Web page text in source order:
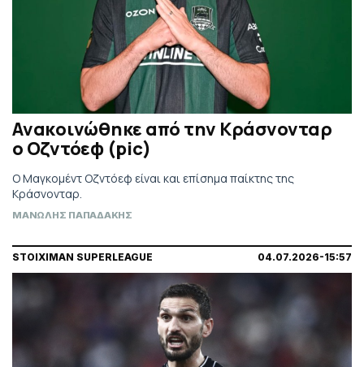
Ανακοινώθηκε από την Κράσνονταρ
ο Οζντόεφ (pic)
Ο Μαγκομέντ Οζντόεφ είναι και επίσημα παίκτης της
Κράσνονταρ.
ΜΑΝΩΛΗΣ ΠΑΠΑΔΑΚΗΣ
STOIXIMAN SUPERLEAGUE 04.07.2026-15:57